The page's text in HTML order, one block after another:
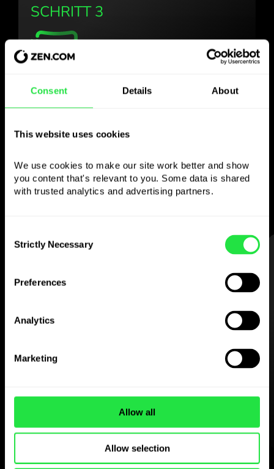
Consent Details About
This website uses cookies
We use cookies to make our site work better and show
you content that's relevant to you. Some data is shared
with trusted analytics and advertising partners.
Selection
Strictly Necessary
Preferences
Analytics
Marketing
Allow all
Allow selection
SCHRITT 3
Verwenden Sie die
gewählte Währung
wie Sie wollen
Senden Sie Geld ins Ausland,
heben Sie an Geldautomaten ohne
Provision ab, zahlen Sie mit der
ZEN.COM-App
und registrieren Sie sich in
wenigen Minuten.